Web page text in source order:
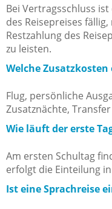
Bei Vertragsschluss
des Reisepreises
Restzahlung des
zu leisten.
Welche
Flug, persönliche
Zusatznächte,
Wie läuft der erste
Am ersten Schultag
erfolgt die Einteilung
Ist eine Sprachreise